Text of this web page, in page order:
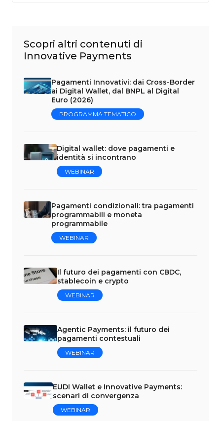
Scopri altri contenuti di
Innovative Payments
Pagamenti Innovativi: dai Cross-Border
ai Digital Wallet, dal BNPL al Digital
Euro (2026)
PROGRAMMA TEMATICO
Digital wallet: dove pagamenti e
identità si incontrano
WEBINAR
Pagamenti condizionali: tra pagamenti
programmabili e moneta
programmabile
WEBINAR
Il futuro dei pagamenti con CBDC,
stablecoin e crypto
WEBINAR
Agentic Payments: il futuro dei
pagamenti contestuali
WEBINAR
EUDI Wallet e Innovative Payments:
scenari di convergenza
WEBINAR